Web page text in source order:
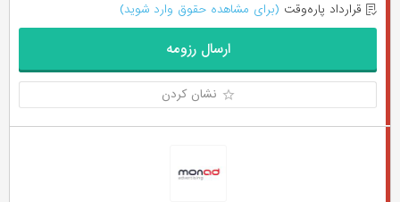
قرارداد پاره‌وقت (برای مشاهده حقوق وارد شوید)
ارسال رزومه
نشان کردن